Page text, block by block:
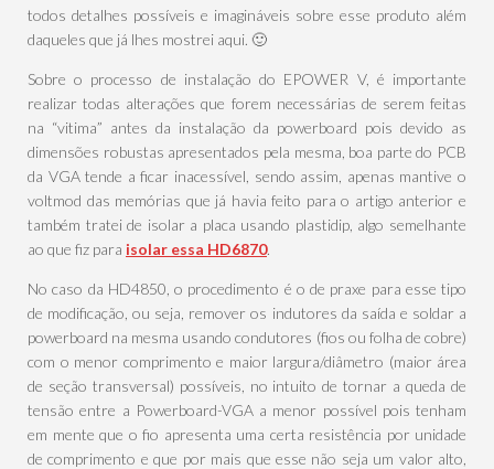
todos detalhes possíveis e imagináveis sobre esse produto além
daqueles que já lhes mostrei aqui. 🙂
Sobre o processo de instalação do EPOWER V, é importante
realizar todas alterações que forem necessárias de serem feitas
na “vitima” antes da instalação da powerboard pois devido as
dimensões robustas apresentados pela mesma, boa parte do PCB
da VGA tende a ficar inacessível, sendo assim, apenas mantive o
voltmod das memórias que já havia feito para o artigo anterior e
também tratei de isolar a placa usando plastidip, algo semelhante
ao que fiz para isolar essa HD6870.
No caso da HD4850, o procedimento é o de praxe para esse tipo
de modificação, ou seja, remover os indutores da saída e soldar a
powerboard na mesma usando condutores (fios ou folha de cobre)
com o menor comprimento e maior largura/diâmetro (maior área
de seção transversal) possíveis, no intuito de tornar a queda de
tensão entre a Powerboard-VGA a menor possível pois tenham
em mente que o fio apresenta uma certa resistência por unidade
de comprimento e que por mais que esse não seja um valor alto,